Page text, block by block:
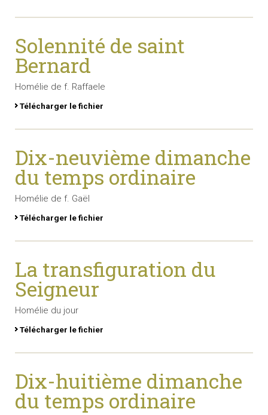
Solennité de saint
Bernard
Homélie de f. Raffaele
Télécharger le fichier
Dix-neuvième dimanche
du temps ordinaire
Homélie de f. Gaël
Télécharger le fichier
La transfiguration du
Seigneur
Homélie du jour
Télécharger le fichier
Dix-huitième dimanche
du temps ordinaire